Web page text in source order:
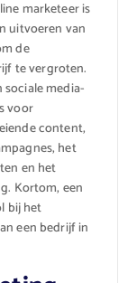
marketeer is
uitvoeren van
de
te vergroten.
media-
voor
content,
het
en het
Kortom, een
bij het
een bedrijf in